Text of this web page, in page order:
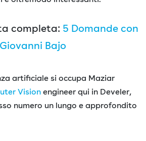
completa: 5 Domande con
Giovanni Bajo
artificiale si occupa Maziar
Vision engineer qui in Develer,
numero un lungo e approfondito